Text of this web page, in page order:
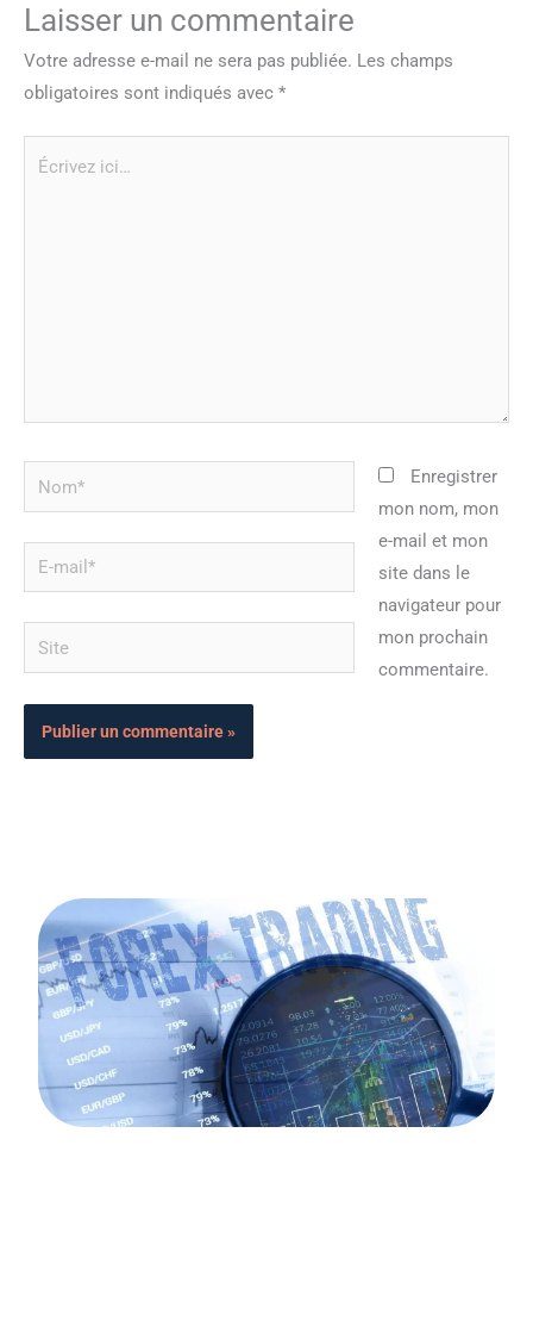
Laisser un commentaire
Votre adresse e-mail ne sera pas publiée. Les champs
obligatoires sont indiqués avec *
Nom*
mail*
Site
Enregistrer
mon nom, mon
e-mail et mon
site dans le
navigateur pour
mon prochain
commentaire.